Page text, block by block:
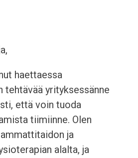
haettaessa
tehtävää yrityksessänne
että voin tuoda
tiimiinne. Olen
ja
alalta, ja